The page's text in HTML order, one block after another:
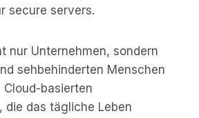
secure servers.
nur Unternehmen, sondern
sehbehinderten Menschen
Cloud-basierten
die das tägliche Leben